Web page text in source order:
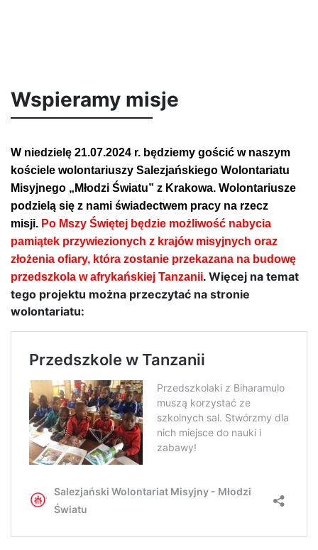
Wspieramy misje
W niedzielę 21.07.2024 r. będziemy gościć w naszym
kościele wolontariuszy Salezjańskiego Wolontariatu
Misyjnego „Młodzi Światu” z Krakowa. Wolontariusze
podzielą się z nami świadectwem pracy na rzecz
misji. Po Mszy Świętej będzie możliwość nabycia
pamiątek przywiezionych z krajów misyjnych oraz
złożenia ofiary, która zostanie przekazana na budowę
przedszkola w afrykańskiej Tanzanii. Więcej na temat
tego projektu można przeczytać na stronie
wolontariatu: